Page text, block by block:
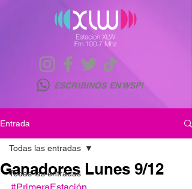
ESCRIBINOS EN WSP!
Entrada
Todas las entradas
Todas las entradas
Ganadores Lunes 9/12